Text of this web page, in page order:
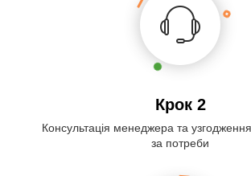
Крок 2
Консультація менеджера та
за потреби